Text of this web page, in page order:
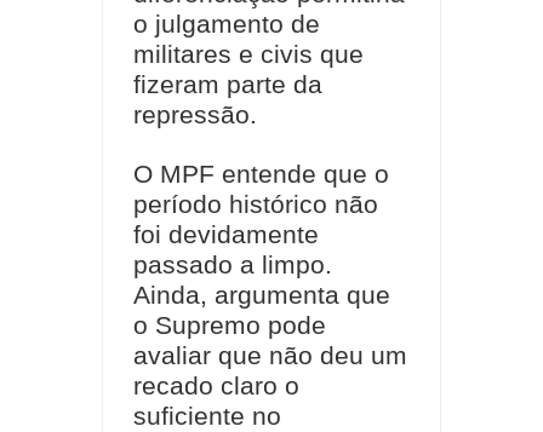
o julgamento de
militares e civis que
fizeram parte da
repressão.
O MPF entende que o
período histórico não
foi devidamente
passado a limpo.
Ainda, argumenta que
o Supremo pode
avaliar que não deu um
recado claro o
suficiente no